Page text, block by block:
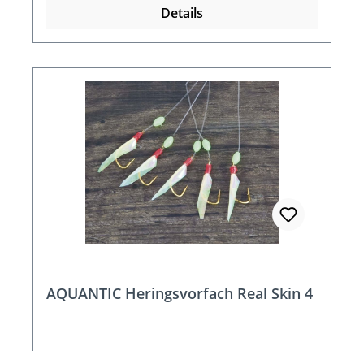
Details
AQUANTIC Heringsvorfach Real Skin 4